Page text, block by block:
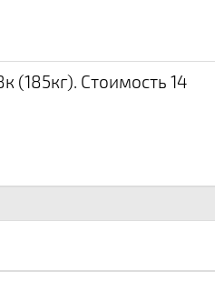
(185кг). Стоимость 14